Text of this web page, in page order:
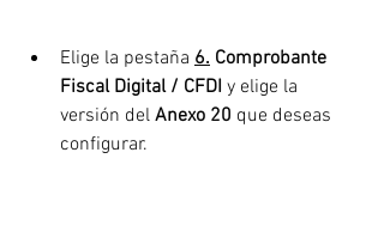
Elige la pestaña 6. Comprobante
Fiscal Digital / CFDI y elige la
versión del Anexo 20 que deseas
configurar.